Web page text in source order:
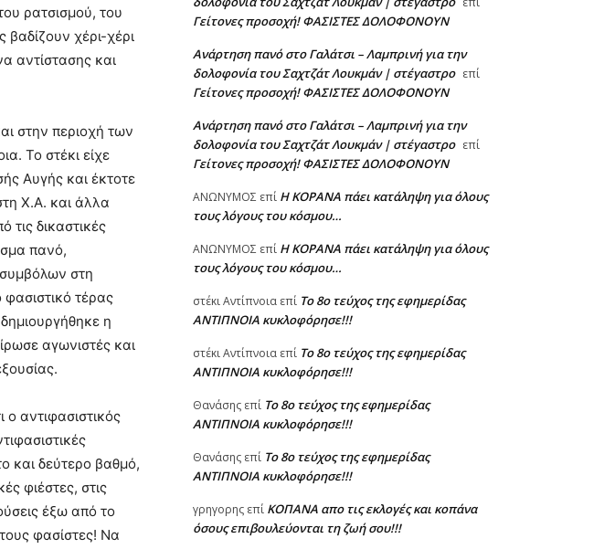
ρατσισμού, του
χέρι-χέρι
αντίστασης και
στην περιοχή των
Το στέκι είχε
Αυγής και έκτοτε
Χ.Α. και άλλα
δικαστικές
πανό,
στη
τέρας
η
αγωνιστές και
ο αντιφασιστικός
και δεύτερο βαθμό,
φιέστες, στις
έξω από το
φασίστες! Να
Γείτονες προσοχή! ΦΑΣΙΣΤΕΣ ΔΟΛΟΦΟΝΟΥΝ
Ανάρτηση πανό στο Γαλάτσι – Λαμπρινή για την
δολοφονία του Σαχτζάτ Λουκμάν | στέγαστρο επί
Γείτονες προσοχή! ΦΑΣΙΣΤΕΣ ΔΟΛΟΦΟΝΟΥΝ
Ανάρτηση πανό στο Γαλάτσι – Λαμπρινή για την
δολοφονία του Σαχτζάτ Λουκμάν | στέγαστρο επί
Γείτονες προσοχή! ΦΑΣΙΣΤΕΣ ΔΟΛΟΦΟΝΟΥΝ
AΝΩΝΥΜΟΣ επί Η KOPANA πάει κατάληψη για όλους
τους λόγους του κόσμου…
AΝΩΝΥΜΟΣ επί Η KOPANA πάει κατάληψη για όλους
τους λόγους του κόσμου…
στέκι Αντίπνοια επί Το 8ο τεύχος της εφημερίδας
ΑΝΤΙΠΝΟΙΑ κυκλοφόρησε!!!
στέκι Αντίπνοια επί Το 8ο τεύχος της εφημερίδας
ΑΝΤΙΠΝΟΙΑ κυκλοφόρησε!!!
Θανάσης επί Το 8ο τεύχος της εφημερίδας
ΑΝΤΙΠΝΟΙΑ κυκλοφόρησε!!!
Θανάσης επί Το 8ο τεύχος της εφημερίδας
ΑΝΤΙΠΝΟΙΑ κυκλοφόρησε!!!
γρηγορης επί ΚΟΠΑΝΑ απο τις εκλογές και κοπάνα
όσους επιβουλεύονται τη ζωή σου!!!